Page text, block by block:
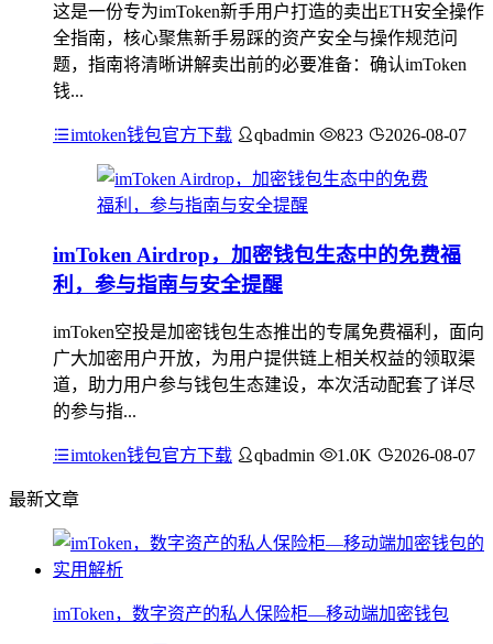
这是一份专为imToken新手用户打造的卖出ETH安全操作
全指南，核心聚焦新手易踩的资产安全与操作规范问
题，指南将清晰讲解卖出前的必要准备：确认imToken
钱...
imtoken钱包官方下载 qbadmin 823 2026-08-07
imToken Airdrop，加密钱包生态中的免费福
利，参与指南与安全提醒
imToken空投是加密钱包生态推出的专属免费福利，面向
广大加密用户开放，为用户提供链上相关权益的领取渠
道，助力用户参与钱包生态建设，本次活动配套了详尽
的参与指...
imtoken钱包官方下载 qbadmin 1.0K 2026-08-07
最新文章
imToken，数字资产的私人保险柜—移动端加密钱包